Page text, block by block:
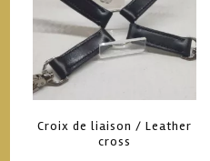
Croix de liaison / Leather
cross